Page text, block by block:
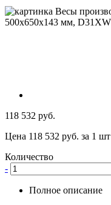
118 532 руб.
Цена 118 532 руб. за 1 шт
Количество
-
Полное описание